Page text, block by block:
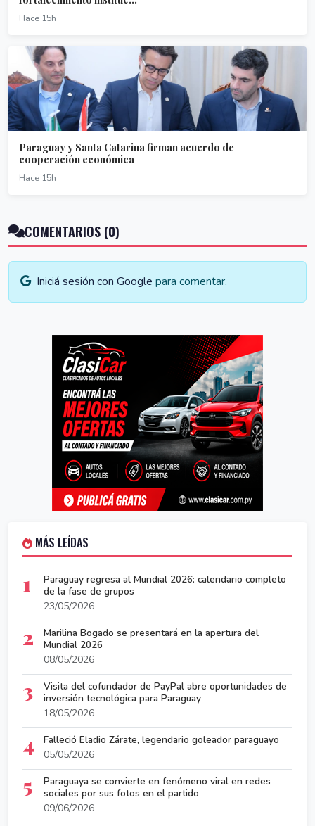
Hace 15h
Paraguay y Santa Catarina firman acuerdo de
cooperación económica
Hace 15h
COMENTARIOS (0)
Iniciá sesión con Google para comentar.
MÁS LEÍDAS
1
Paraguay regresa al Mundial 2026: calendario completo
de la fase de grupos
23/05/2026
2
Marilina Bogado se presentará en la apertura del
Mundial 2026
08/05/2026
3
Visita del cofundador de PayPal abre oportunidades de
inversión tecnológica para Paraguay
18/05/2026
4
Falleció Eladio Zárate, legendario goleador paraguayo
05/05/2026
5
Paraguaya se convierte en fenómeno viral en redes
sociales por sus fotos en el partido
09/06/2026